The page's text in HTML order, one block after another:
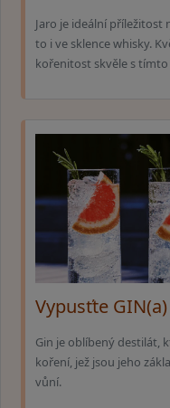
Jaro je ideální příležitost
to i ve sklence whisky.
kořenitost skvěle s
Vypusťte
Gin je oblíbený destilát,
koření, jež jsou jeho
vůní.